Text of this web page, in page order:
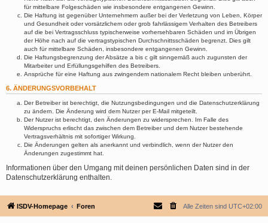
für mittelbare Folgeschäden wie insbesondere entgangenen Gewinn.
Die Haftung ist gegenüber Unternehmern außer bei der Verletzung von Leben, Körper
und Gesundheit oder vorsätzlichem oder grob fahrlässigem Verhalten des Betreibers
auf die bei Vertragsschluss typischerweise vorhersehbaren Schäden und im Übrigen
der Höhe nach auf die vertragstypischen Durchschnittsschäden begrenzt. Dies gilt
auch für mittelbare Schäden, insbesondere entgangenen Gewinn.
Die Haftungsbegrenzung der Absätze a bis c gilt sinngemäß auch zugunsten der
Mitarbeiter und Erfüllungsgehilfen des Betreibers.
Ansprüche für eine Haftung aus zwingendem nationalem Recht bleiben unberührt.
6. ÄNDERUNGSVORBEHALT
Der Betreiber ist berechtigt, die Nutzungsbedingungen und die Datenschutzerklärung
zu ändern. Die Änderung wird dem Nutzer per E-Mail mitgeteilt.
Der Nutzer ist berechtigt, den Änderungen zu widersprechen. Im Falle des
Widerspruchs erlischt das zwischen dem Betreiber und dem Nutzer bestehende
Vertragsverhältnis mit sofortiger Wirkung.
Die Änderungen gelten als anerkannt und verbindlich, wenn der Nutzer den
Änderungen zugestimmt hat.
Informationen über den Umgang mit deinen persönlichen Daten sind in der
Datenschutzerklärung enthalten.
ISDV-Homepage Foren Alle Zeiten sind UTC+02:00